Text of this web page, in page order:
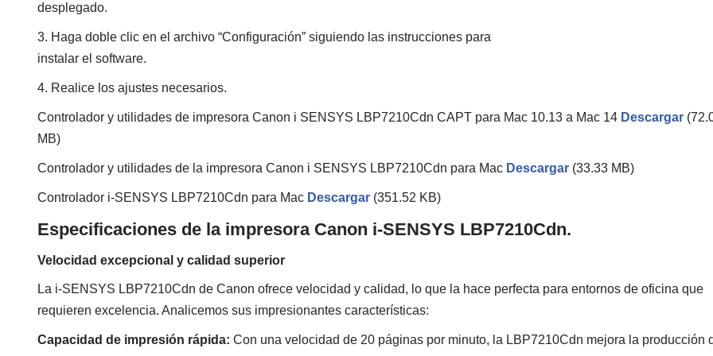
desplegado.
3. Haga doble clic en el archivo “Configuración” siguiendo las instrucciones para
instalar el software.
4. Realice los ajustes necesarios.
Controlador y utilidades de impresora Canon i SENSYS LBP7210Cdn CAPT para Mac 10.13 a Mac 14 Descargar
MB)
Controlador y utilidades de la impresora Canon i SENSYS LBP7210Cdn para Mac Descargar (33.33 MB)
Controlador i-SENSYS LBP7210Cdn para Mac Descargar (351.52 KB)
Especificaciones de la impresora Canon i-SENSYS LBP7210Cdn.
Velocidad excepcional y calidad superior
La i-SENSYS LBP7210Cdn de Canon ofrece velocidad y calidad, lo que la hace perfecta para entornos de oficina que
requieren excelencia. Analicemos sus impresionantes características:
Capacidad de impresión rápida: Con una velocidad de 20 páginas por minuto, la LBP7210Cdn mejora la producción